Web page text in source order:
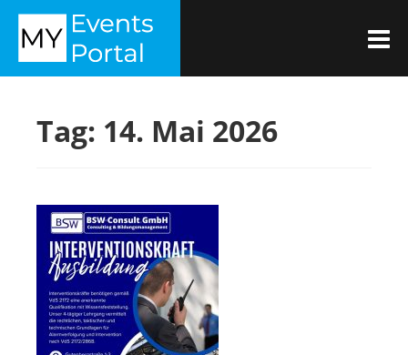
Zum
Inhalt
springen
MYEVENTSPORTAL
Tag: 14. Mai 2026